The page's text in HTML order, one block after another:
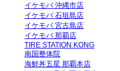
イケモバ 沖縄市店
イケモバ 石垣島店
イケモバ 宮古島店
イケモバ 那覇店
TIRE STATION KONG
南国整体院
海鮮丼五星 那覇本店